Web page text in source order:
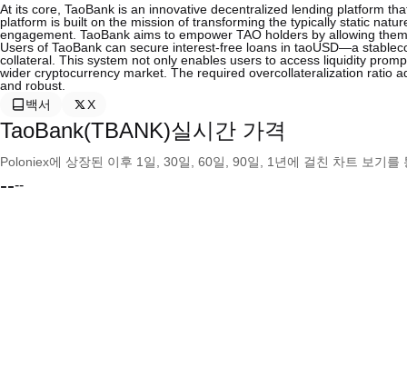
At its core, TaoBank is an innovative decentralized lending platform
platform is built on the mission of transforming the typically static
engagement. TaoBank aims to empower TAO holders by allowing
Users of TaoBank can secure interest-free loans in taoUSD—a
collateral. This system not only enables users to access liquidity
wider cryptocurrency market. The required overcollateralization ratio
and robust.
백서
X
TaoBank(TBANK)실시간 가격
Poloniex에 상장된 이후 1일, 30일, 60일, 90일, 1년에 걸친 차트 보기
----